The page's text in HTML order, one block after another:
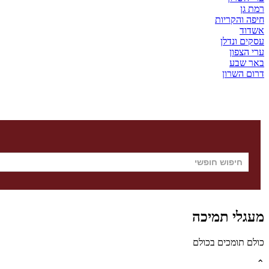
רמת גן
חיפה והקריות
אשדוד
עסקים ונדלן
ערי הצפון
באר שבע
דרום השרון
מעגלי תמיכה
כולם תומכים בכולם
⌃